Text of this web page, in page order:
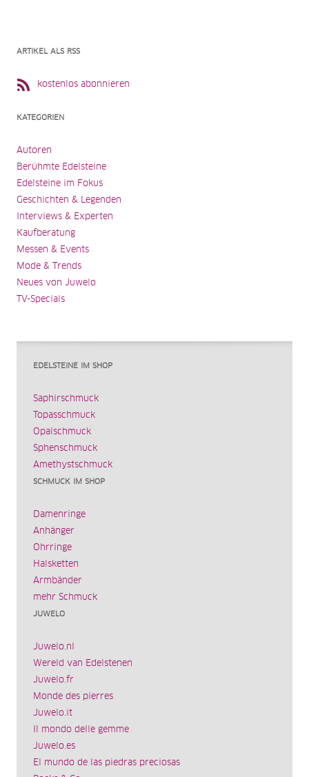
ARTIKEL ALS RSS
kostenlos abonnieren
KATEGORIEN
Autoren
Berühmte Edelsteine
Edelsteine im Fokus
Geschichten & Legenden
Interviews & Experten
Kaufberatung
Messen & Events
Mode & Trends
Neues von Juwelo
TV-Specials
EDELSTEINE IM SHOP
Saphirschmuck
Topasschmuck
Opalschmuck
Sphenschmuck
Amethystschmuck
SCHMUCK IM SHOP
Damenringe
Anhänger
Ohrringe
Halsketten
Armbänder
mehr Schmuck
JUWELO
Juwelo.nl
Wereld van Edelstenen
Juwelo.fr
Monde des pierres
Juwelo.it
Il mondo delle gemme
Juwelo.es
El mundo de las piedras preciosas